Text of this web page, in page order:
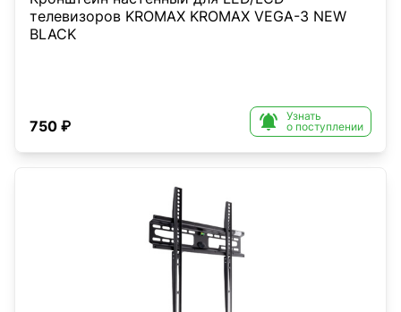
телевизоров KROMAX KROMAX VEGA-3 NEW
BLACK
750 ₽ 
Узнать
о поступлении